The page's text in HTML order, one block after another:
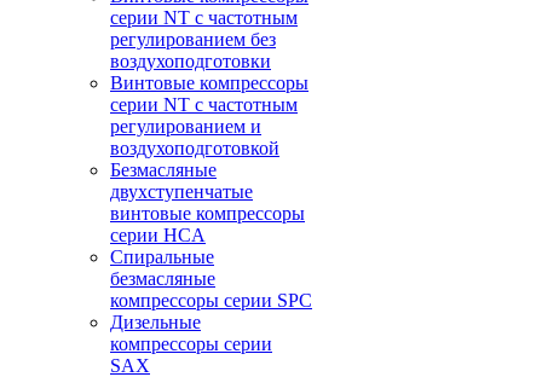
серии NT с частотным
регулированием без
воздухоподготовки
Винтовые компрессоры
серии NT с частотным
регулированием и
воздухоподготовкой
Безмасляные
двухступенчатые
винтовые компрессоры
серии HCA
Спиральные
безмасляные
компрессоры серии SPC
Дизельные
компрессоры серии
SAX